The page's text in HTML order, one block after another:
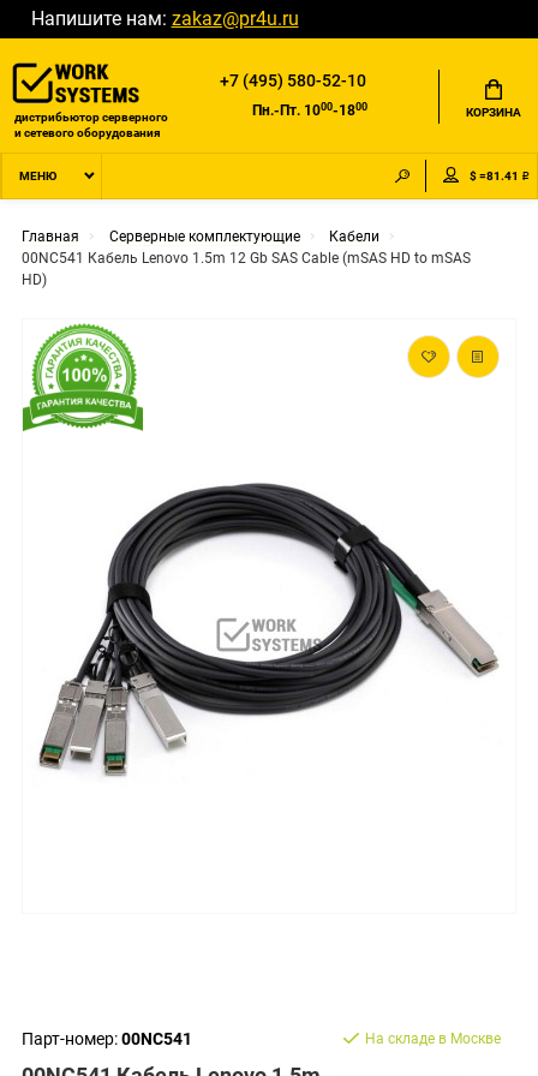
Напишите нам: zakaz@pr4u.ru
дистрибьютор серверного
и сетевого оборудования
+7 (495) 580-52-10
Пн.-Пт. 1000-1800 КОРЗИНА
МЕНЮ $ =81.41 ₽
Главная Серверные комплектующие
Кабели
00NC541 Кабель Lenovo 1.5m 12 Gb SAS Cable (mSAS HD to mSAS
HD)
Парт-номер:00NC541 На складе в Москве